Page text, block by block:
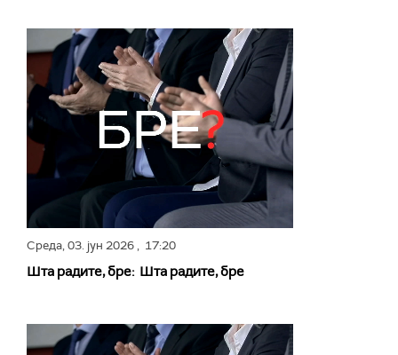
Среда,03. јун 2026, 17:20
Шта радите, бре: Шта радите, бре